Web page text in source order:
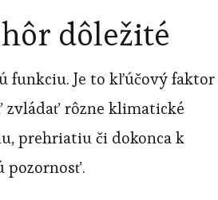
dôležité
funkciu. Je to kľúčový faktor
zvládať rôzne klimatické
prehriatiu či dokonca k
pozornosť.